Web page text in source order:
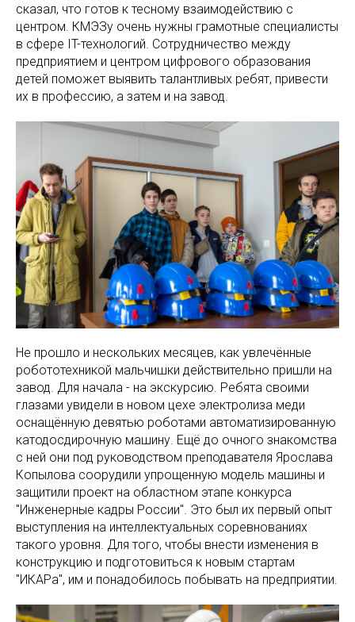
сказал, что готов к тесному взаимодействию с
центром. КМЭЗу очень нужны грамотные специалисты
в сфере IT-технологий. Сотрудничество между
предприятием и центром цифрового образования
детей поможет выявить талантливых ребят, привести
их в профессию, а затем и на завод.
Не прошло и нескольких месяцев, как увлечённые
робототехникой мальчишки действительно пришли на
завод. Для начала - на экскурсию. Ребята своими
глазами увидели в новом цехе электролиза меди
оснащённую девятью роботами автоматизированную
катодосдирочную машину. Ещё до очного знакомства
с ней они под руководством преподавателя Ярослава
Копылова соорудили упрощенную модель машины и
защитили проект на областном этапе конкурса
"Инженерные кадры России". Это был их первый опыт
выступления на интеллектуальных соревнованиях
такого уровня. Для того, чтобы внести изменения в
конструкцию и подготовиться к новым стартам
"ИКАРа", им и понадобилось побывать на предприятии.